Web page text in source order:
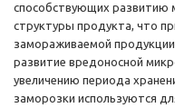
способствующих развитию
структуры продукта, что
замораживаемой
развитие вредоносной
увеличению периода
заморозки используются